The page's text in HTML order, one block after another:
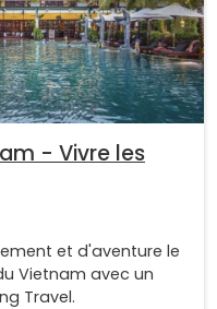
- Vivre les
et d'aventure le
Vietnam avec un
Travel.